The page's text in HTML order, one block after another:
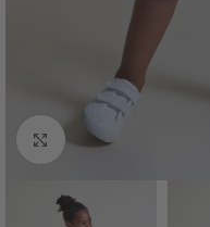
Haga Click para